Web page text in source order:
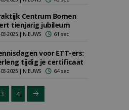
Centrum Bomen
tienjarig jubileum
2025 | NIEUWS 61 sec
voor ETT-ers:
tijdig je certificaat
2025 | NIEUWS 64 sec
3 4